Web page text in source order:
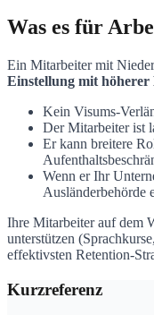
Was es für
Ein Mitarbeiter mit
Einstellung mit höherer
Kein Visums-
Der Mitarbeiter ist
Er kann breitere
Wenn er Ihr
Ausländerbehörde
Ihre Mitarbeiter auf dem
unterstützen
effektivsten Retention-
Kurzreferenz